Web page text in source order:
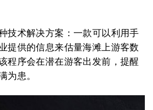
技术解决方案：一款可以利用手
提供的信息来估量海滩上游客数
程序会在潜在游客出发前，提醒
为患。